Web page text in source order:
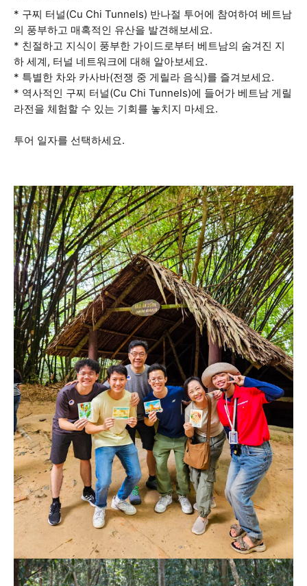
* 구찌 터널(Cu Chi Tunnels) 반나절 투어에 참여하여 베트남
의 풍부하고 매혹적인 유산을 발견해보세요.
* 친절하고 지식이 풍부한 가이드로부터 베트남의 숨겨진 지
하 세계, 터널 네트워크에 대해 알아보세요.
* 특별한 차와 카사바(전쟁 중 게릴라 음식)를 즐겨보세요.
* 역사적인 구찌 터널(Cu Chi Tunnels)에 들어가 베트남 게릴
라전을 체험할 수 있는 기회를 놓치지 마세요.
투어 일자를 선택하세요.